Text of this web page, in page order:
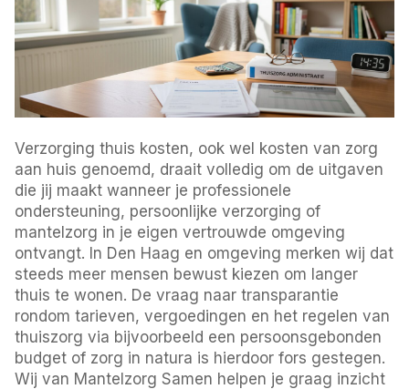
Verzorging thuis kosten, ook wel kosten van zorg
aan huis genoemd, draait volledig om de uitgaven
die jij maakt wanneer je professionele
ondersteuning, persoonlijke verzorging of
mantelzorg in je eigen vertrouwde omgeving
ontvangt. In Den Haag en omgeving merken wij dat
steeds meer mensen bewust kiezen om langer
thuis te wonen. De vraag naar transparantie
rondom tarieven, vergoedingen en het regelen van
thuiszorg via bijvoorbeeld een persoonsgebonden
budget of zorg in natura is hierdoor fors gestegen.
Wij van Mantelzorg Samen helpen je graag inzicht